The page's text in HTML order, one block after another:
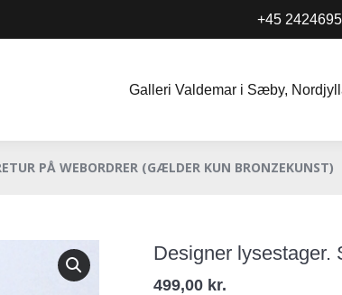
+45
Galleri Valdemar i Sæby,
PÅ WEBORDRER (GÆLDER KUN BRONZEKUNST)
Designer lysestager.
499,00 kr.